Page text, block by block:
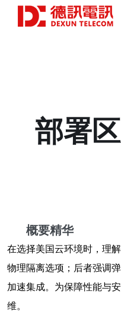
部署
概要精华
在选择美国云环境时，理解
物理隔离选项；后者强调
加速集成。为保障性能与
维。